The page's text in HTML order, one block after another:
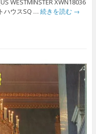
WESTMINSTER XWN18036
ハウスSQ … 続きを読む →